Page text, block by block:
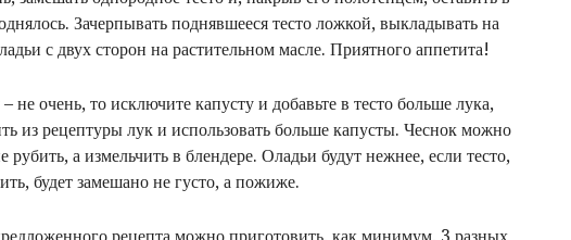
Зачерпывать поднявшееся тесто ложкой, выкладывать на
с двух сторон на растительном масле. Приятного аппетита!
не очень, то исключите капусту и добавьте в тесто больше лука,
из рецептуры лук и использовать больше капусты. Чеснок можно
рубить, а измельчить в блендере. Оладьи будут нежнее, если тесто,
будет замешано не густо, а пожиже.